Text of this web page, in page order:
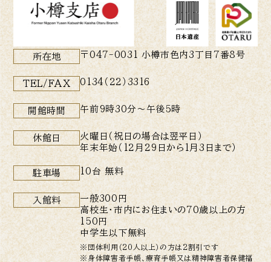
所在地 〒047-0031 小樽市色内3丁目7番8号
TEL/FAX 0134（22）3316
開館時間 午前9時30分〜午後5時
休館日
火曜日（祝日の場合は翌平日）
年末年始（12月29日から1月3日まで）
駐車場 10台 無料
入館料
一般300円
高校生・市内にお住まいの70歳以上の方
150円
中学生以下無料
※団体利用（20人以上）の方は2割引です
※身体障害者手帳、療育手帳又は精神障害者保健福